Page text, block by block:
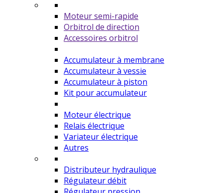
Moteur semi-rapide
Orbitrol de direction
Accessoires orbitrol
Accumulateur à membrane
Accumulateur à vessie
Accumulateur à piston
Kit pour accumulateur
Moteur électrique
Relais électrique
Variateur électrique
Autres
Distributeur hydraulique
Régulateur débit